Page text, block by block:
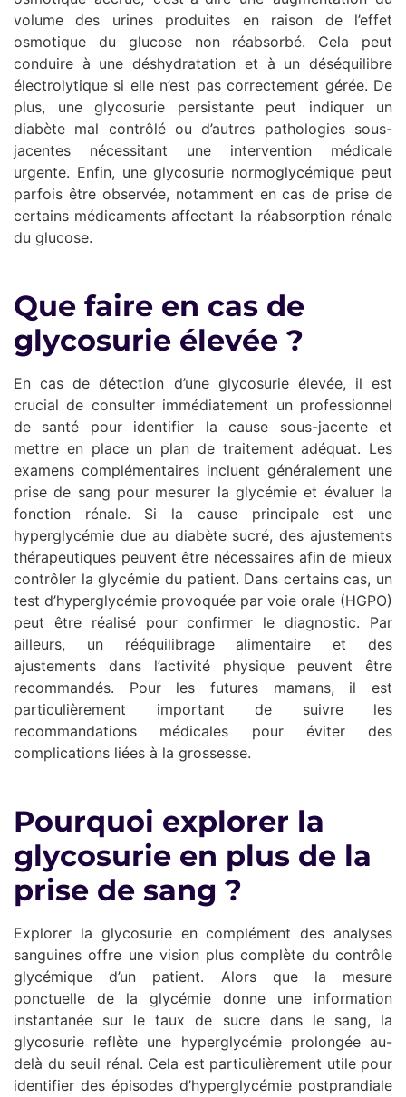
volume des urines produites en raison de l’effet
osmotique du glucose non réabsorbé. Cela peut
conduire à une déshydratation et à un déséquilibre
électrolytique si elle n’est pas correctement gérée. De
plus, une glycosurie persistante peut indiquer un
diabète mal contrôlé ou d’autres pathologies sous-
jacentes nécessitant une intervention médicale
urgente. Enfin, une glycosurie normoglycémique peut
parfois être observée, notamment en cas de prise de
certains médicaments affectant la réabsorption rénale
du glucose.
Que faire en cas de
glycosurie élevée ?
En cas de détection d’une glycosurie élevée, il est
crucial de consulter immédiatement un professionnel
de santé pour identifier la cause sous-jacente et
mettre en place un plan de traitement adéquat. Les
examens complémentaires incluent généralement une
prise de sang pour mesurer la glycémie et évaluer la
fonction rénale. Si la cause principale est une
hyperglycémie due au diabète sucré, des ajustements
thérapeutiques peuvent être nécessaires afin de mieux
contrôler la glycémie du patient. Dans certains cas, un
test d’hyperglycémie provoquée par voie orale (HGPO)
peut être réalisé pour confirmer le diagnostic. Par
ailleurs, un rééquilibrage alimentaire et des
ajustements dans l’activité physique peuvent être
recommandés. Pour les futures mamans, il est
particulièrement important de suivre les
recommandations médicales pour éviter des
complications liées à la grossesse.
Pourquoi explorer la
glycosurie en plus de la
prise de sang ?
Explorer la glycosurie en complément des analyses
sanguines offre une vision plus complète du contrôle
glycémique d’un patient. Alors que la mesure
ponctuelle de la glycémie donne une information
instantanée sur le taux de sucre dans le sang, la
glycosurie reflète une hyperglycémie prolongée au-
delà du seuil rénal. Cela est particulièrement utile pour
identifier des épisodes d’hyperglycémie postprandiale